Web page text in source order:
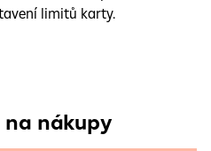
limitů karty.
nákupy